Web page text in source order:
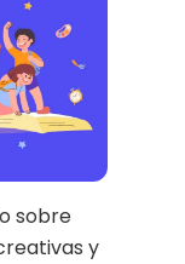
sobre
y